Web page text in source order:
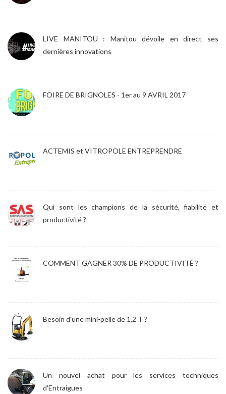
LIVE MANITOU : Manitou dévoile en direct ses
dernières innovations
FOIRE DE BRIGNOLES - 1er au 9 AVRIL 2017
ACTEMIS et VITROPOLE ENTREPRENDRE
Qui sont les champions de la sécurité, fiabilité et
productivité ?
COMMENT GAGNER 30% DE PRODUCTIVITÉ ?
Besoin d'une mini-pelle de 1,2 T ?
Un nouvel achat pour les services techniques
d'Entraigues